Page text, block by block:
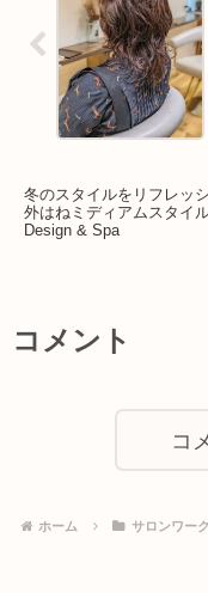
冬のスタイルをリフレッ
外はねミディアムスタイ
Design & Spa
コメント
コ
ホーム サロンワー